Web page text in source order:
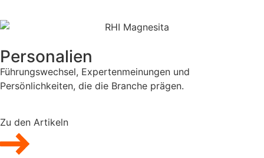
Personalien
Führungswechsel, Expertenmeinungen und
Persönlichkeiten, die die Branche prägen.
Zu den Artikeln